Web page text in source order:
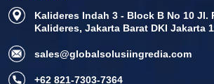
Kalideres Indah 3 - Block B No 10 Jl.
Kalideres, Jakarta Barat DKI Jakarta
sales@globalsolusiingredia.com
+62 821-7303-7364